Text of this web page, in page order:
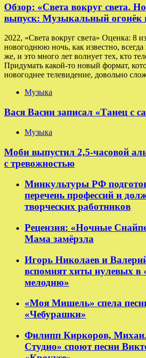
Обзор: «Света вокруг света.
выпуск: Музыкальный огонёк
2022, «Света вокруг света» Оценка: 8
новогоднюю ночь, как известно,
же, и это много лет волнует тех, кто
Придумать какой-то новый формат,
новогоднее телевидение, довольно
Музыка
Вася Васин записал «Танец с
Музыка
Моби выпустил 2,5-часовой
с тревожностью
Минкультуры РФ
перечень профессий и
творческих работников
Рецензия: «Ночные
Мама замёрзла
Игорь Николаев и
вспомнят хиты нулевых в
мелодию»
«Моя Мишель» спела
«Чебурашки»
Филипп Киркоров,
Студио» споют песни